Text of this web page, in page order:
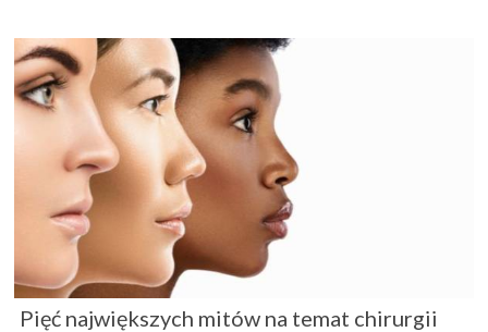
Pięć największych mitów na temat chirurgii